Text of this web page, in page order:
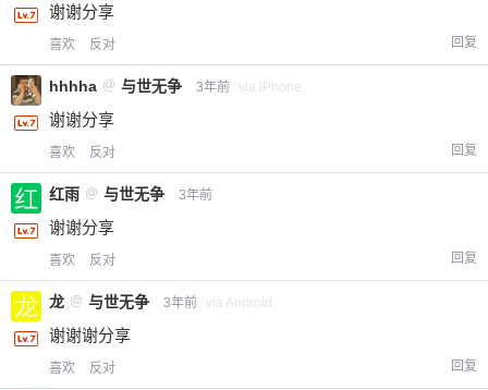
谢谢分享
喜欢 反对 回复
hhhha @ 与世无争 3年前 via iPhone
谢谢分享
喜欢 反对 回复
红雨 @ 与世无争 3年前
谢谢分享
喜欢 反对 回复
龙 @ 与世无争 3年前 via Android
谢谢谢分享
喜欢 反对 回复